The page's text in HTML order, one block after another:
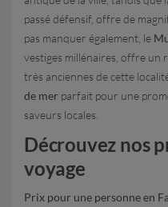
passé défensif, offre de
pas manquer également, le
vestiges millénaires, offre un
très anciennes de cette
de mer parfait pour une
saveurs locales.
Décrouvez nos
voyage
Prix pour une personne en